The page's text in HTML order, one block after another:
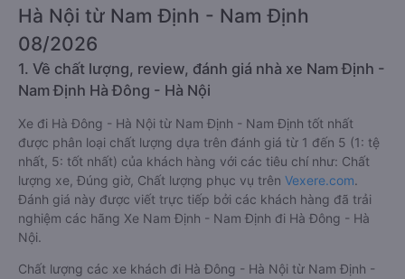
Hà Nội từ Nam Định - Nam Định
08/2026
1. Về chất lượng, review, đánh giá nhà xe Nam Định -
Nam Định Hà Đông - Hà Nội
Xe đi Hà Đông - Hà Nội từ Nam Định - Nam Định tốt nhất
được phân loại chất lượng dựa trên đánh giá từ 1 đến 5 (1: tệ
nhất, 5: tốt nhất) của khách hàng với các tiêu chí như: Chất
lượng xe, Đúng giờ, Chất lượng phục vụ trên Vexere.com.
Đánh giá này được viết trực tiếp bởi các khách hàng đã trải
nghiệm các hãng Xe Nam Định - Nam Định đi Hà Đông - Hà
Nội.
Chất lượng các xe khách đi Hà Đông - Hà Nội từ Nam Định -